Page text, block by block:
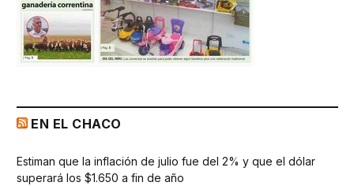
EN EL CHACO
Estiman que la inflación de julio fue del 2% y que el dólar
superará los $1.650 a fin de año